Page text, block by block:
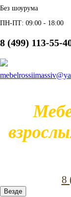
Без шоурума
ПН-ПТ: 09:00 - 18:00
8 (499) 113-55-
8
Везде